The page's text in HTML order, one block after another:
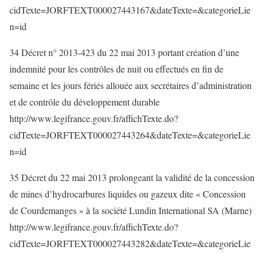
cidTexte=JORFTEXT000027443167&dateTexte=&categorieLie
n=id
34 Décret n° 2013-423 du 22 mai 2013 portant création d’une
indemnité pour les contrôles de nuit ou effectués en fin de
semaine et les jours fériés allouée aux secrétaires d’administration
et de contrôle du développement durable
http://www.legifrance.gouv.fr/affichTexte.do?
cidTexte=JORFTEXT000027443264&dateTexte=&categorieLie
n=id
35 Décret du 22 mai 2013 prolongeant la validité de la concession
de mines d’hydrocarbures liquides ou gazeux dite « Concession
de Courdemanges » à la société Lundin International SA (Marne)
http://www.legifrance.gouv.fr/affichTexte.do?
cidTexte=JORFTEXT000027443282&dateTexte=&categorieLie